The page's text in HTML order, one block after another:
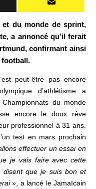
et du monde de sprint,
a annoncé qu’il ferait
confirmant ainsi
football.
peut-être pas encore
d’athlétisme a
du monde
encore le doux rêve
professionnel à 31 ans.
test en mars prochain
effectuer un essai en
je vais faire avec cette
disent que je suis bon et
», a lancé le Jamaïcain